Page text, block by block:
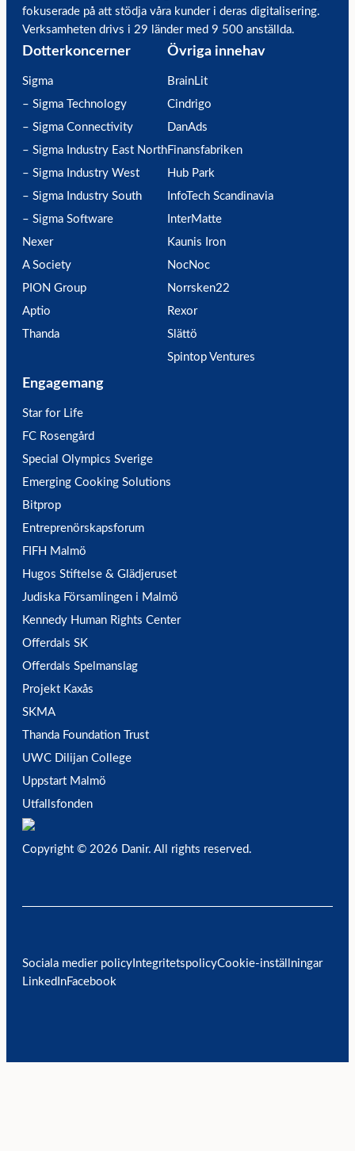
fokuserade på att stödja våra kunder i deras digitalisering.
Verksamheten drivs i 29 länder med 9 500 anställda.
Dotterkoncerner
Sigma
– Sigma Technology
– Sigma Connectivity
– Sigma Industry East North
– Sigma Industry West
– Sigma Industry South
– Sigma Software
Nexer
A Society
PION Group
Aptio
Thanda
Övriga innehav
BrainLit
Cindrigo
DanAds
Finansfabriken
Hub Park
InfoTech Scandinavia
InterMatte
Kaunis Iron
NocNoc
Norrsken22
Rexor
Slättö
Spintop Ventures
Engagemang
Star for Life
FC Rosengård
Special Olympics Sverige
Emerging Cooking Solutions
Bitprop
Entreprenörskapsforum
FIFH Malmö
Hugos Stiftelse & Glädjeruset
Judiska Församlingen i Malmö
Kennedy Human Rights Center
Offerdals SK
Offerdals Spelmanslag
Projekt Kaxås
SKMA
Thanda Foundation Trust
UWC Dilijan College
Uppstart Malmö
Utfallsfonden
Copyright © 2026 Danir. All rights reserved.
Sociala medier policy IntegritetspolicyCookie-inställningar
LinkedInFacebook